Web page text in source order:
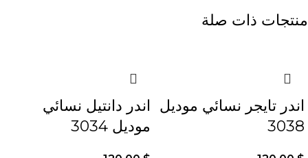
منتجات ذات صلة
اندر تايجر نسائي موديل
3038
اندر دانتيل نسائي
موديل 3034